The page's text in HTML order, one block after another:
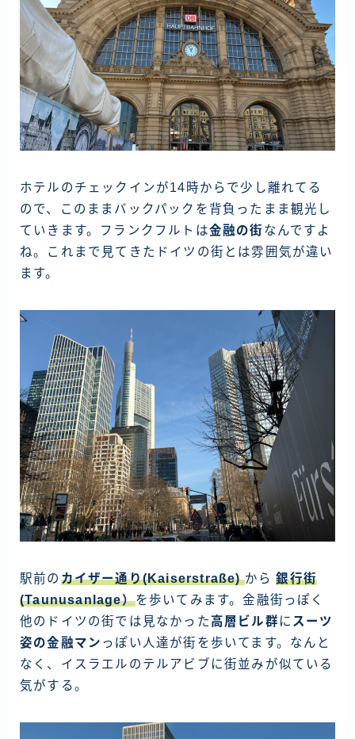
ホテルのチェックインが14時からで少し離れてる
ので、このままバックパックを背負ったまま観光し
ていきます。フランクフルトは金融の街 なんですよ
ね。これまで見てきたドイツの街とは雰囲気が違い
ます。
駅前の カイザー通り(Kaiserstraße)から銀行街
(Taunusanlage）を歩いてみます。金融街っぽく
他のドイツの街では見なかった 高層ビル群 に スーツ
姿の金融マン っぽい人達が街を歩いてます。なんと
なく、イスラエルのテルアビブに街並みが似ている
気がする。